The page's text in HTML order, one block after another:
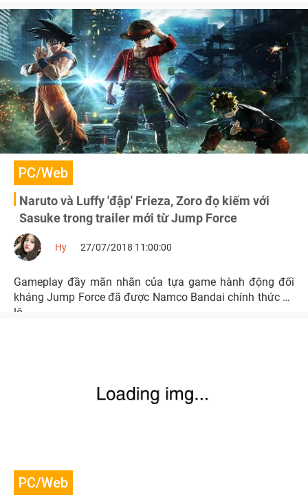
PC/Web
Naruto và Luffy 'đập' Frieza, Zoro đọ kiếm với
Sasuke trong trailer mới từ Jump Force
Hy 27/07/2018 11:00:00
Gameplay đầy mãn nhãn của tựa game hành động đối
kháng Jump Force đã được Namco Bandai chính thức hé
lộ.
PC/Web